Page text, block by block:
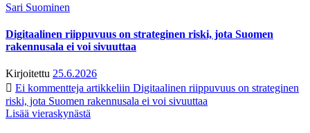
Sari Suominen
Digitaalinen riippuvuus on strateginen riski, jota Suomen
rakennusala ei voi sivuuttaa
Kirjoitettu 25.6.2026
Ei kommentteja artikkeliin Digitaalinen riippuvuus on strateginen
riski, jota Suomen rakennusala ei voi sivuuttaa
Lisää vieraskynästä